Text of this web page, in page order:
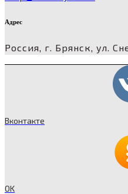
Адрес
Россия, г. Брянск, ул.
Вконтакте
OK